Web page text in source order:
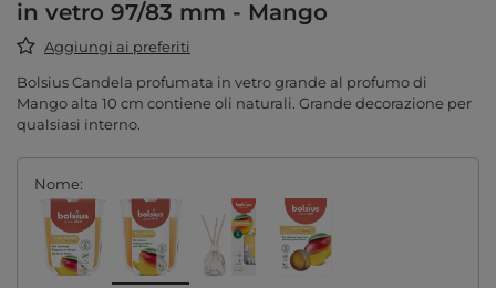
in vetro 97/83 mm - Mango
Aggiungi ai preferiti
Bolsius Candela profumata in vetro grande al profumo di
Mango alta 10 cm contiene oli naturali. Grande decorazione per
qualsiasi interno.
Nome